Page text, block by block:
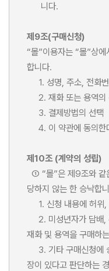
니다.
제9조(구매신청)
“몰”이용자는 “몰”상
합니다.
1. 성명, 주소, 전화
2. 재화 또는 용역의
3. 결제방법의 선택
4. 이 약관에 동의한
제10조 (계약의 성립)
① “몰”은 제9조와 같
당하지 않는 한 승낙합
1. 신청 내용에 허위,
2. 미성년자가 담배,
재화 및 용역을 구매하
3. 기타 구매신청에
장이 있다고 판단하는